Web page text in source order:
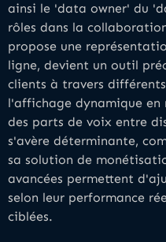
ainsi le 'data owner' du
rôles dans la
propose une
ligne, devient un outil
clients à travers
l'affichage dynamique en
des parts de voix entre
s'avère déterminante,
sa solution de
avancées permettent
selon leur performance
ciblées.